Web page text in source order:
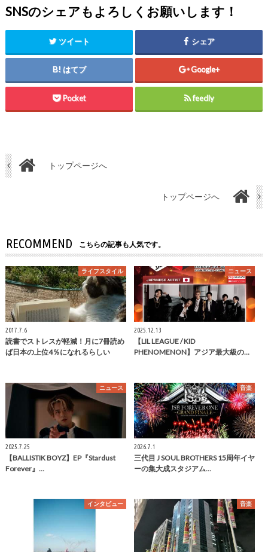
SNSのシェアもよろしくお願いします！
ツイート シェア
はてブ Google+
Pocket feedly
トップページへ
トップページへ
RECOMMEND こちらの記事も人気です。
ライフスタイル
2017.7.6
読書でストレスが軽減！月に7冊読め
ば日本の上位4％になれるらしい
ニュース
2025.12.13
【LIL LEAGUE / KID
PHENOMENON】アジア最大級の…
ニュース
2025.7.25
【BALLISTIK BOYZ】EP『Stardust
Forever』…
音楽
2026.7.1
三代目 J SOUL BROTHERS 15周年イヤ
ーの集大成スタジアム…
インタビュー 音楽